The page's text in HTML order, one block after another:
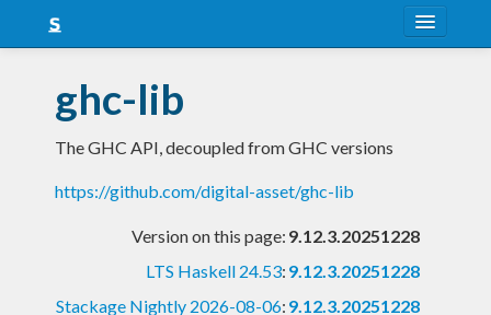
Snapshots
LTS
Nightly
ghc-lib
The GHC API, decoupled from GHC versions
https://github.com/digital-asset/ghc-lib
Version on this page: 9.12.3.20251228
LTS Haskell 24.53: 9.12.3.20251228
Stackage Nightly 2026-08-06: 9.12.3.20251228